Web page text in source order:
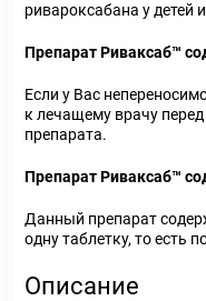
ривароксабана у детей
Препарат Риваксаб™
Если у Вас
к лечащему врачу
препарата.
Препарат Риваксаб™
Данный препарат
одну таблетку, то есть
Описание